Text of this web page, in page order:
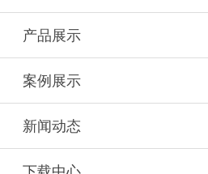
产品展示
案例展示
新闻动态